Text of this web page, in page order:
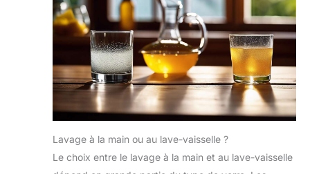
Lavage à la main ou au lave-vaisselle ?
Le choix entre le lavage à la main et au lave-vaisselle